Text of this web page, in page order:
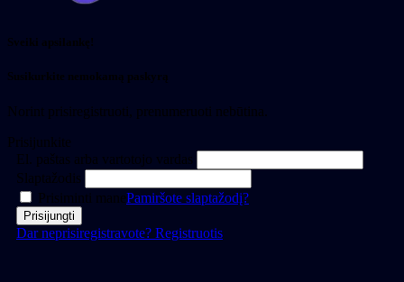
Sveiki apsilankę!
Susikurkite nemokamą paskyrą
Norint prisiregistruoti, prenumeruoti nebūtina.
Prisijunkite
El. paštas arba vartotojo vardas
Slaptažodis
Prisiminti manePamiršote slaptažodį?
Dar neprisiregistravote? Registruotis